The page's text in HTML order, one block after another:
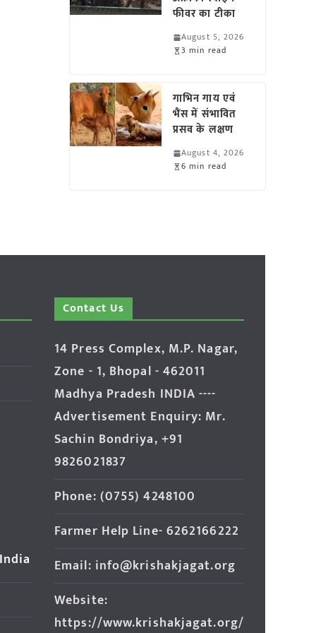
फीवर का टीका
August 5, 2026
3 min read
गाभिन गाय एवं
भैंस में संभावित
प्रसव के लक्षण
August 4, 2026
6 min read
Contact Us
14 Press Complex, M.P. Nagar,
Zone - 1, Bhopal - 462011
Madhya Pradesh INDIA ----
Advertisement Enquiry: Mr.
Sachin Bondriya, +91
9826021837
Phone: (0755) 4248100
Farmer Help Line- 6262166222
Email: info@krishakjagat.org
Website:
https://www.krishakjagat.org/